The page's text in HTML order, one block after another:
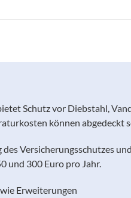
Schutz vor Diebstahl,
können abgedeckt
Versicherungsschutzes und
und 300 Euro pro Jahr.
Erweiterungen